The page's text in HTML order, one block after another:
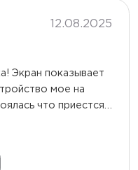
Type-C
12.08.2025
Экран показывает
мое на
что приестся,